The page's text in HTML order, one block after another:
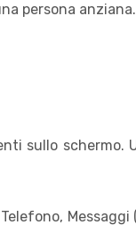
persona anziana.
sullo schermo.
Messaggi